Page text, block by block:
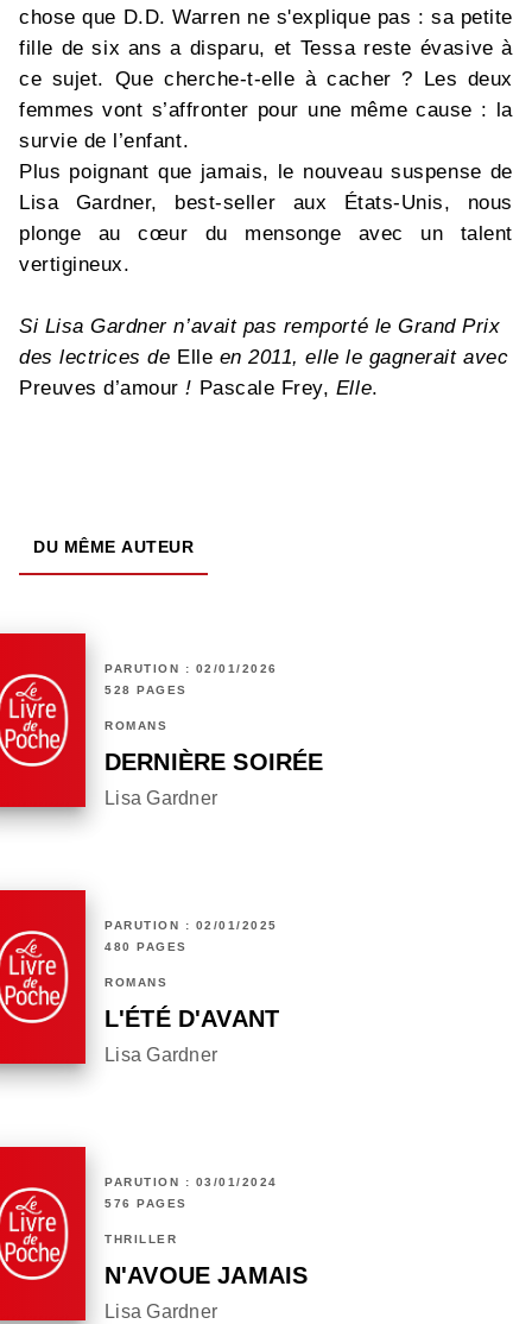
chose que D.D. Warren ne s'explique pas : sa petite
fille de six ans a disparu, et Tessa reste évasive à
ce sujet. Que cherche-t-elle à cacher ? Les deux
femmes vont s’affronter pour une même cause : la
survie de l’enfant.
Plus poignant que jamais, le nouveau suspense de
Lisa Gardner, best-seller aux États-Unis, nous
plonge au cœur du mensonge avec un talent
vertigineux.
Si Lisa Gardner n’avait pas remporté le Grand Prix
des lectrices de Elle en 2011, elle le gagnerait avec
Preuves d’amour! Pascale Frey, Elle.
DU MÊME AUTEUR
PARUTION : 02/01/2026
528 PAGES
ROMANS
DERNIÈRE SOIRÉE
Lisa Gardner
PARUTION : 02/01/2025
480 PAGES
ROMANS
L'ÉTÉ D'AVANT
Lisa Gardner
PARUTION : 03/01/2024
576 PAGES
THRILLER
N'AVOUE JAMAIS
Lisa Gardner